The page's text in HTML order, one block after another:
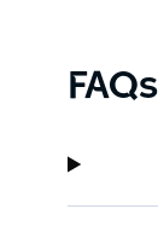
FAQs